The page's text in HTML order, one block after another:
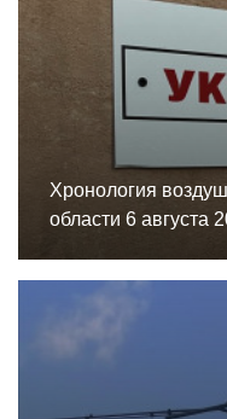
Хронология
области 6 августа